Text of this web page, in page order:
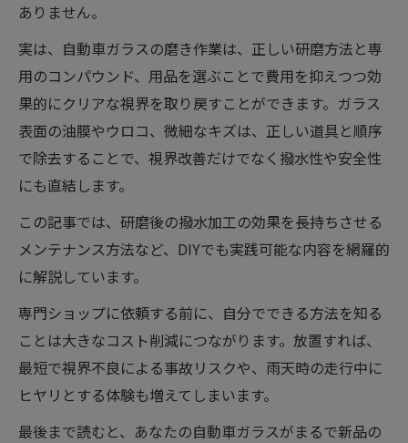
ありません。
実は、自動車ガラスの磨き作業は、正しい研磨方法と専
用のコンパウンド、用品を選ぶことで費用を抑えつつ効
果的にクリアな視界を取り戻すことができます。ガラス
表面の油膜やウロコ、微細なキズは、正しい道具と順序
で除去することで、視界改善だけでなく撥水性や安全性
にも直結します。
この記事では、研磨後の撥水加工の効果を長持ちさせる
メンテナンス方法など、DIYでも実践可能な内容を網羅的
に解説しています。
専門ショップに依頼する前に、自分でできる方法を知る
ことは大きなコスト削減につながります。放置すれば、
最短で視界不良による事故リスクや、雨天時の走行中に
ヒヤリとする体験も増えてしまいます。
最後まで読むと、あなたの自動車ガラスがまるで新品の